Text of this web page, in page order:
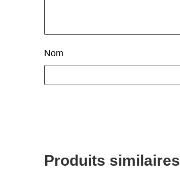
Nom
Produits similaires